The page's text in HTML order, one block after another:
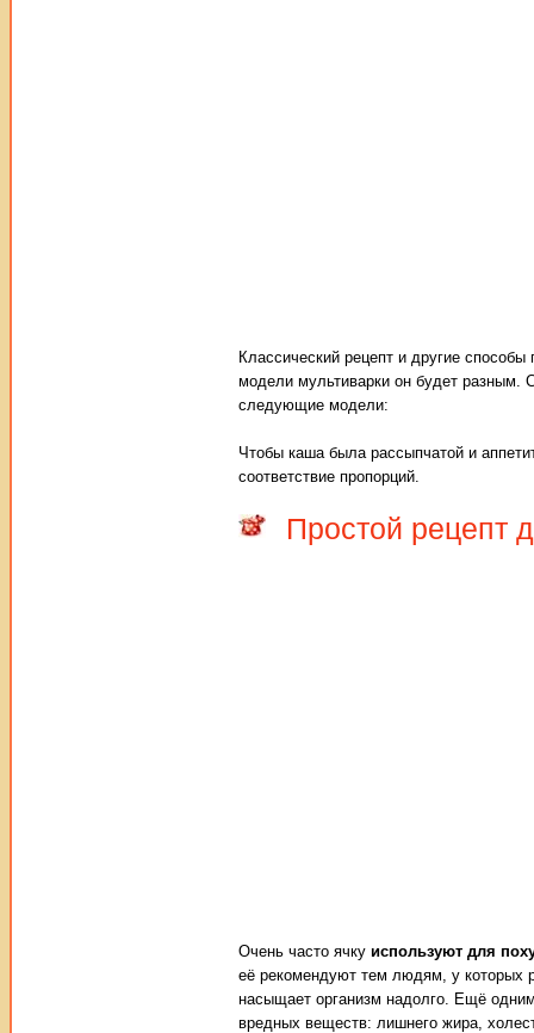
Классический рецепт и другие
модели мультиварки он будет разным.
следующие модели:
Чтобы каша была рассыпчатой и
соответствие пропорций.
Простой рецепт
Очень часто ячку используют для
её рекомендуют тем людям, у которых
насыщает организм надолго. Ещё
вредных веществ: лишнего жира,